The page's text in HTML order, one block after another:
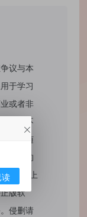
议与本
于学习
或者非
我们不
内容随
载后的
底删除上
版软
侵删请
读